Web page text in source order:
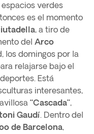
verdes
es el momento
, a tiro de
del Arco
los domingos por la
relajarse bajo el
Está
interesantes,
“Cascada”,
Gaudí. Dentro del
de Barcelona,